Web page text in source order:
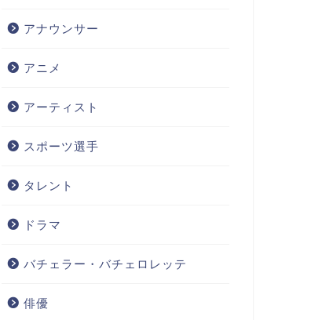
アナウンサー
アニメ
アーティスト
スポーツ選手
タレント
ドラマ
バチェラー・バチェロレッテ
俳優